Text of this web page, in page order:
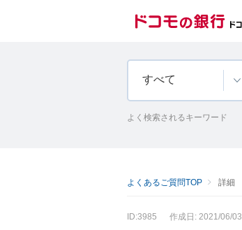
すべて
よく検索されるキーワード
よくあるご質問TOP 詳細
ID:3985 作成日: 2021/06/03